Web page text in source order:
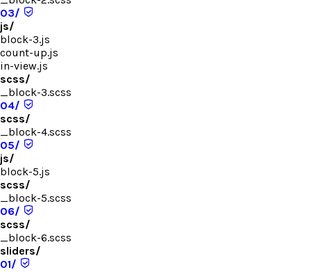
03/
js/
block-3.js
count-up.js
in-view.js
scss/
_block-3.scss
04/
scss/
_block-4.scss
05/
js/
block-5.js
scss/
_block-5.scss
06/
scss/
_block-6.scss
sliders/
01/